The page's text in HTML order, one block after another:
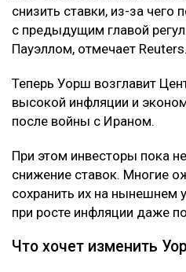
снизить ставки, из-за чего
с предыдущим главой
Пауэллом, отмечает Reuters.
Теперь Уорш возглавит
высокой инфляции и
после войны с Ираном.
При этом инвесторы пока
снижение ставок. Многие
сохранить их на нынешнем
при росте инфляции даже
Что хочет изменить